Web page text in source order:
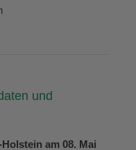
und
am 08. Mai